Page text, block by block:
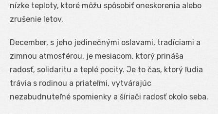
nízke teploty, ktoré môžu spôsobiť oneskorenia alebo
zrušenie letov.
December, s jeho jedinečnými oslavami, tradíciami a
zimnou atmosférou, je mesiacom, ktorý prináša
radosť, solidaritu a teplé pocity. Je to čas, ktorý ľudia
trávia s rodinou a priateľmi, vytvárajúc
nezabudnuteľné spomienky a šíriači radosť okolo seba.